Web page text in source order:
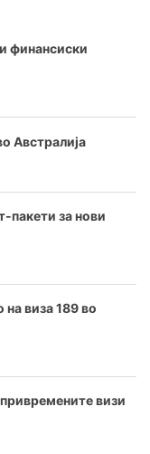
финансиски
Австралија
пакети за нови
виза 189 во
визи